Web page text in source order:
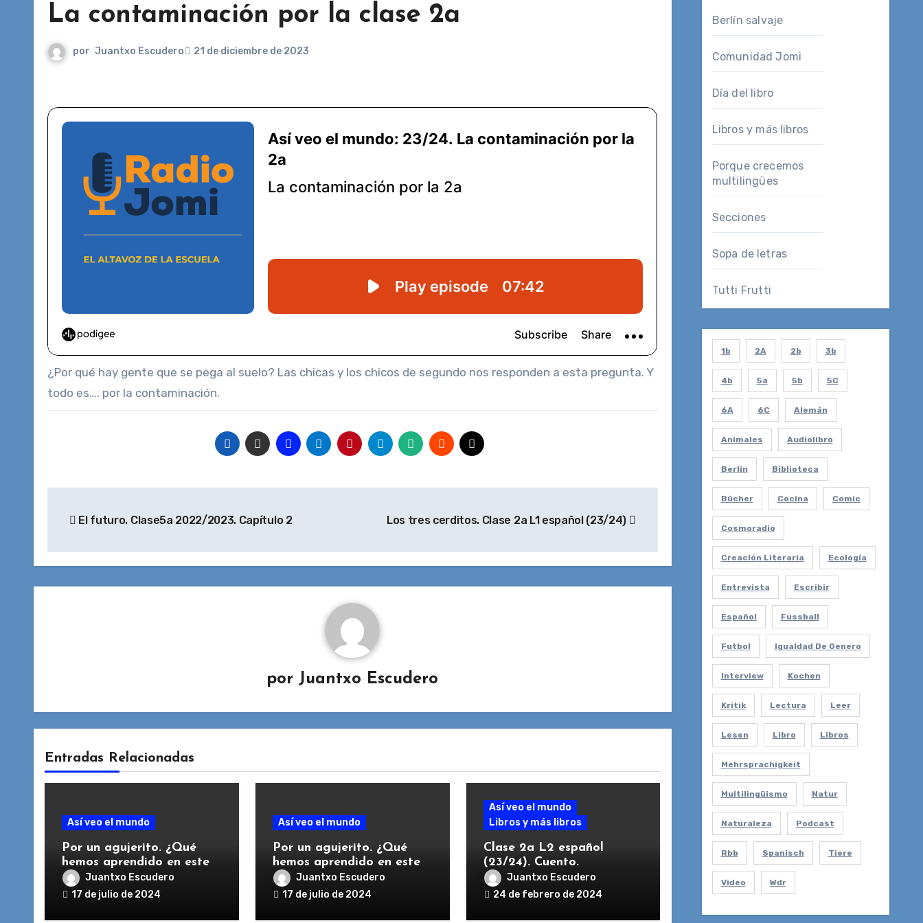
La contaminación por la clase 2a
por Juantxo Escudero 21 de diciembre de 2023
¿Por qué hay gente que se pega al suelo? Las chicas y los chicos de segundo nos responden a esta pregunta. Y
todo es…. por la contaminación.
de
entradas
El futuro. Clase5a 2022/2023. Capítulo 2 Los tres cerditos. Clase 2a L1 español (23/24)
por Juantxo Escudero
Entradas Relacionadas
Así veo el mundo
Por un agujerito. ¿Qué
hemos aprendido en este
curso? Clase 2a, L1
alemán. 2023 / 2024
Juantxo Escudero
17 de julio de 2024
Así veo el mundo
Por un agujerito. ¿Qué
hemos aprendido en este
curso? Clase 2a, L1
español. 2023 / 2024
Juantxo Escudero
17 de julio de 2024
Así veo el mundo
Libros y más libros
Clase 2a L2 español
(23/24). Cuento.
Juantxo Escudero
24 de febrero de 2024
Berlín salvaje
Comunidad Jomi
Día del libro
Libros y más libros
Porque crecemos
multilingües
Secciones
Sopa de letras
Tutti Frutti
1b 2A 2b 3b
4b 5a 5b 5C
6A 6C Alemán
Animales Audiolibro
Berlin Biblioteca
Bücher Cocina Comic
Cosmoradio
Creación Literaria Ecología
Entrevista Escribir
Español Fussball
Futbol Igualdad De Genero
Interview Kochen
Kritik Lectura Leer
Lesen Libro Libros
Mehrsprachigkeit
Multilingüismo Natur
Naturaleza Podcast
Rbb Spanisch Tiere
Video Wdr